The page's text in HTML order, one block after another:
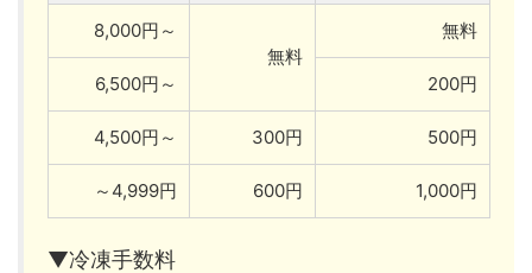
8,000円～
無料
無料
6,500円～ 200円
4,500円～ 300円 500円
～4,999円 600円 1,000円
▼冷凍手数料